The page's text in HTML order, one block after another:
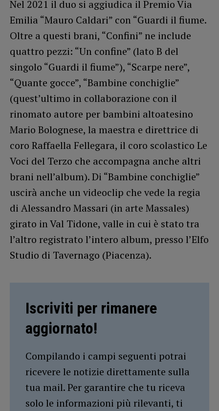
Nel 2021 il duo si aggiudica il Premio Via
Emilia “Mauro Caldari” con “Guardi il fiume.
Oltre a questi brani, “Confini” ne include
quattro pezzi: “Un confine” (lato B del
singolo “Guardi il fiume”), “Scarpe nere”,
“Quante gocce”, “Bambine conchiglie”
(quest’ultimo in collaborazione con il
rinomato autore per bambini altoatesino
Mario Bolognese, la maestra e direttrice di
coro Raffaella Fellegara, il coro scolastico Le
Voci del Terzo che accompagna anche altri
brani nell’album). Di “Bambine conchiglie”
uscirà anche un videoclip che vede la regia
di Alessandro Massari (in arte Massales)
girato in Val Tidone, valle in cui è stato tra
l’altro registrato l’intero album, presso l’Elfo
Studio di Tavernago (Piacenza).
Iscriviti per rimanere
aggiornato!
Compilando i campi seguenti potrai
ricevere le notizie direttamente sulla
tua mail. Per garantire che tu riceva
solo le informazioni più rilevanti, ti